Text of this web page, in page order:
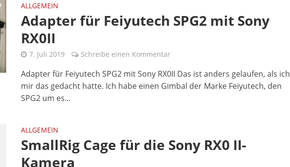
ALLGEMEIN
Adapter für Feiyutech SPG2 mit Sony
RX0II
7. Juli 2019 Schreibe einen Kommentar
Adapter für Feiyutech SPG2 mit Sony RX0II Das ist anders gelaufen, als ich
mir das gedacht hatte. Ich habe einen Gimbal der Marke Feiyutech, den
SPG2 um es...
ALLGEMEIN
SmallRig Cage für die Sony RX0 II-
Kamera